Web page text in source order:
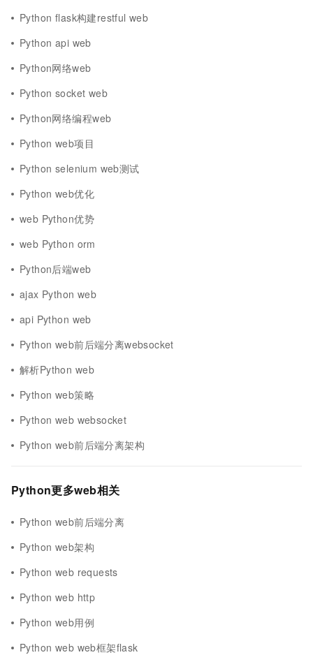
Python flask构建restful web
Python api web
Python网络web
Python socket web
Python网络编程web
Python web项目
Python selenium web测试
Python web优化
web Python优势
web Python orm
Python后端web
ajax Python web
api Python web
Python web前后端分离websocket
解析Python web
Python web策略
Python web websocket
Python web前后端分离架构
Python更多web相关
Python web前后端分离
Python web架构
Python web requests
Python web http
Python web用例
Python web web框架flask